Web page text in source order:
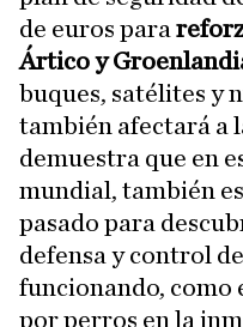
de euros para
Ártico y
buques, satélites y
también afectará a
demuestra que en
mundial, también
pasado para
defensa y control
funcionando,
por perros en la